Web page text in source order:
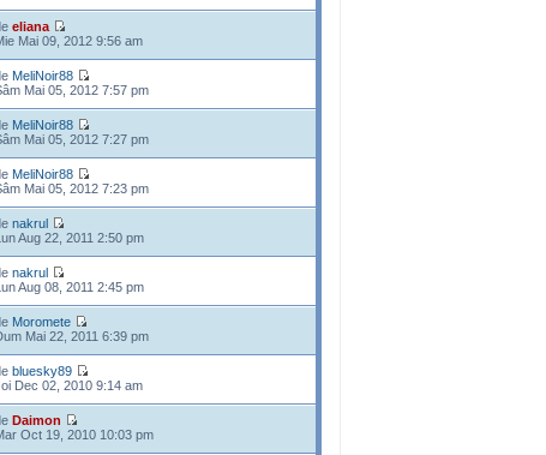
eliana
Mai 09, 2012 9:56 am
MeliNoir88
Mai 05, 2012 7:57 pm
MeliNoir88
Mai 05, 2012 7:27 pm
MeliNoir88
Mai 05, 2012 7:23 pm
nakrul
Aug 22, 2011 2:50 pm
nakrul
Aug 08, 2011 2:45 pm
Moromete
Mai 22, 2011 6:39 pm
bluesky89
Dec 02, 2010 9:14 am
Daimon
Oct 19, 2010 10:03 pm